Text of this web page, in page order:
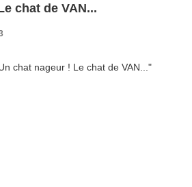
chat de VAN...